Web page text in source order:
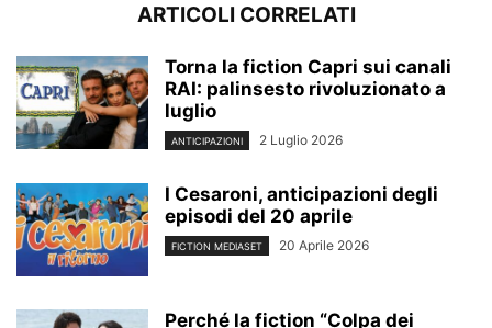
ARTICOLI CORRELATI
Torna la fiction Capri sui canali
RAI: palinsesto rivoluzionato a
luglio
ANTICIPAZIONI 2 Luglio 2026
I Cesaroni, anticipazioni degli
episodi del 20 aprile
FICTION MEDIASET 20 Aprile 2026
Perché la fiction “Colpa dei